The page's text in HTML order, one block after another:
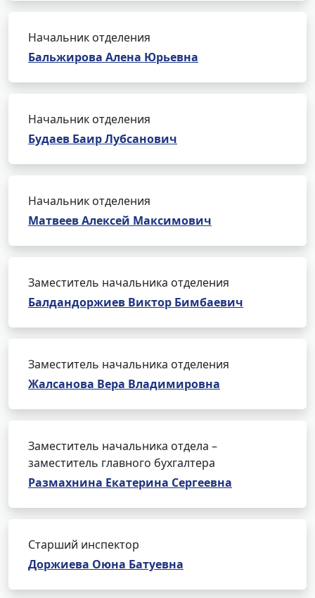
Начальник отделения
Бальжирова Алена Юрьевна
Начальник отделения
Будаев Баир Лубсанович
Начальник отделения
Матвеев Алексей Максимович
Заместитель начальника отделения
Балдандоржиев Виктор Бимбаевич
Заместитель начальника отделения
Жалсанова Вера Владимировна
Заместитель начальника отдела –
заместитель главного бухгалтера
Размахнина Екатерина Сергеевна
Старший инспектор
Доржиева Оюна Батуевна